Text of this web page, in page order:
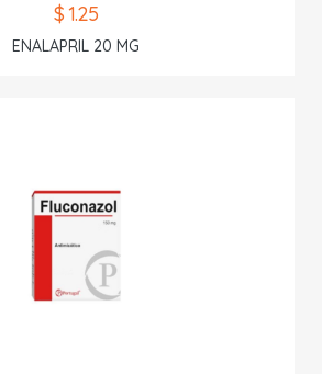
$ 1.25
ENALAPRIL 20 MG